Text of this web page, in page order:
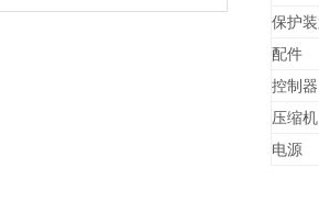
保护
配件
控制器
压缩机
电源